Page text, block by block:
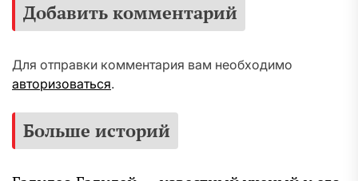
Добавить комментарий
Для отправки комментария вам необходимо
авторизоваться.
Больше историй